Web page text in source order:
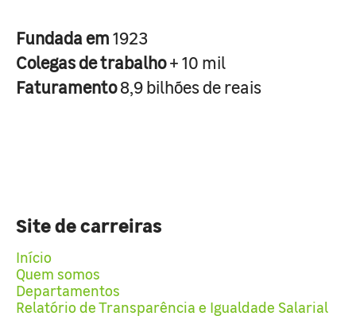
Fundada em1923
Colegas de trabalho+ 10 mil
Faturamento8,9 bilhões de reais
Site de carreiras
Início
Quem somos
Departamentos
Relatório de Transparência e Igualdade Salarial